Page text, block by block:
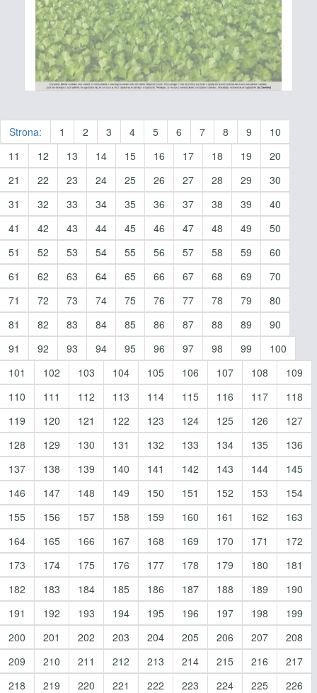
Strona: 1 2 3 4 5 6 7 8 9
10
11
12 13 14 15 16 17 18 19
20
21
22 23 24 25 26 27 28 29
30
31
32 33 34 35 36 37 38 39
40
41
42 43 44 45 46 47 48 49
50
51
52 53 54 55 56 57 58 59
60
61
62 63 64 65 66 67 68 69
70
71
72 73 74 75 76 77 78 79
80
81
82 83 84 85 86 87 88 89
90
91
92 93 94 95 96 97 98 99
100
101
102 103 104 105 106 107 108
109
110
111 112 113 114 115 116 117
118
119
120 121 122 123 124 125 126
127
128
129 130 131 132 133 134 135
136
137
138 139 140 141 142 143 144
145
146
147 148 149 150 151 152 153
154
155
156 157 158 159 160 161 162
163
164
165 166 167 168 169 170 171
172
173
174 175 176 177 178 179 180
181
182
183 184 185 186 187 188 189
190
191
192 193 194 195 196 197 198
199
200
201 202 203 204 205 206 207
208
209
210 211 212 213 214 215 216
217
218
219 220 221 222 223 224 225
226